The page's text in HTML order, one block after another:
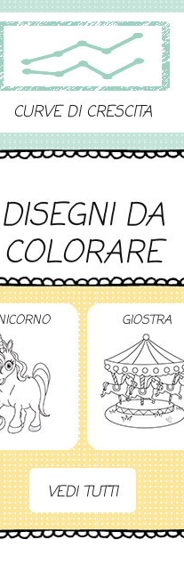
CURVE DI CRESCITA
DISEGNI DA
COLORARE
GIOSTRA
VEDI TUTTI